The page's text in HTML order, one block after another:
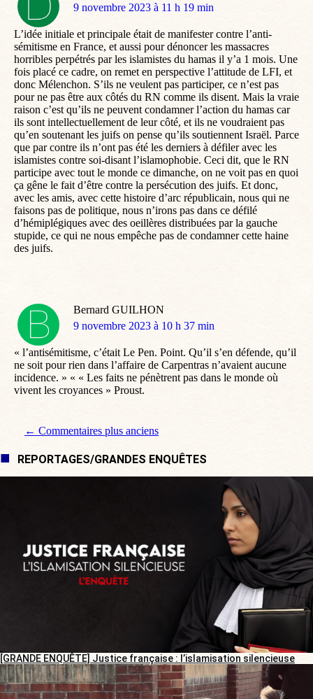
dit
9 novembre 2023 à 11 h 19 min
L’idée initiale et principale était de manifester contre l’anti-
sémitisme en France, et aussi pour dénoncer les massacres
horribles perpétrés par les islamistes du hamas il y’a 1 mois. Une
fois placé ce cadre, on remet en perspective l’attitude de LFI, et
donc Mélenchon. S’ils ne veulent pas participer, ce n’est pas
pour ne pas être aux côtés du RN comme ils disent. Mais la vraie
raison c’est qu’ils ne peuvent condamner l’action du hamas car
ils sont intellectuellement de leur côté, et ils ne voudraient pas
qu’en soutenant les juifs on pense qu’ils soutiennent Israël. Parce
que par contre ils n’ont pas été les derniers à défiler avec les
islamistes contre soi-disant l’islamophobie. Ceci dit, que le RN
participe avec tout le monde ce dimanche, on ne voit pas en quoi
ça gêne le fait d’être contre la persécution des juifs. Et donc,
avec les amis, avec cette histoire d’arc républicain, nous qui ne
faisons pas de politique, nous n’irons pas dans ce défilé
d’hémiplégiques avec des oeillères distribuées par la gauche
stupide, ce qui ne nous empêche pas de condamner cette haine
des juifs.
Bernard GUILHON
dit
9 novembre 2023 à 10 h 37 min
« l’antisémitisme, c’était Le Pen. Point. Qu’il s’en défende, qu’il
ne soit pour rien dans l’affaire de Carpentras n’avaient aucune
incidence. » « « Les faits ne pénètrent pas dans le monde où
vivent les croyances » Proust.
Navigation de commentaire
← Commentaires plus anciens
REPORTAGES/GRANDES ENQUÊTES
[GRANDE ENQUÊTE] Justice française : l’islamisation silencieuse